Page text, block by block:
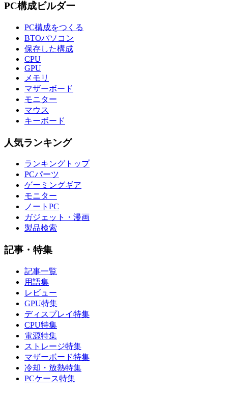
PC構成ビルダー
PC構成をつくる
BTOパソコン
保存した構成
CPU
GPU
メモリ
マザーボード
モニター
マウス
キーボード
人気ランキング
ランキングトップ
PCパーツ
ゲーミングギア
モニター
ノートPC
ガジェット・漫画
製品検索
記事・特集
記事一覧
用語集
レビュー
GPU特集
ディスプレイ特集
CPU特集
電源特集
ストレージ特集
マザーボード特集
冷却・放熱特集
PCケース特集